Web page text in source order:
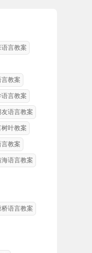
言教案
教案
言教案
语言教案
叶教案
教案
语言教案
语言教案